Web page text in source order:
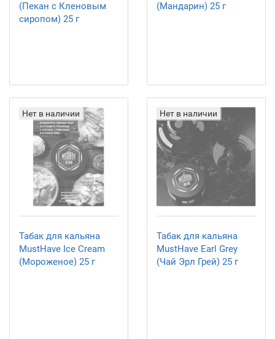
(Пекан с Кленовым
сиропом) 25 г
(Мандарин) 25 г
Нет в наличии
Табак для кальяна
MustHave Ice Cream
(Мороженое) 25 г
Нет в наличии
Табак для кальяна
MustHave Earl Grey
(Чай Эрл Грей) 25 г